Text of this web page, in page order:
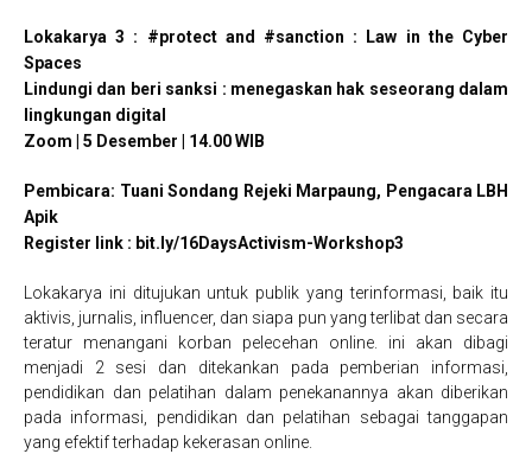
Lokakarya 3 : #protect and #sanction : Law in the Cyber
Spaces
Lindungi dan beri sanksi : menegaskan hak seseorang dalam
lingkungan digital
Zoom | 5 Desember | 14.00 WIB
Pembicara: Tuani Sondang Rejeki Marpaung, Pengacara LBH
Apik
Register link : bit.ly/16DaysActivism-Workshop3
Lokakarya ini ditujukan untuk publik yang terinformasi, baik itu
aktivis, jurnalis, influencer, dan siapa pun yang terlibat dan secara
teratur menangani korban pelecehan online. ini akan dibagi
menjadi 2 sesi dan ditekankan pada pemberian informasi,
pendidikan dan pelatihan dalam penekanannya akan diberikan
pada informasi, pendidikan dan pelatihan sebagai tanggapan
yang efektif terhadap kekerasan online.